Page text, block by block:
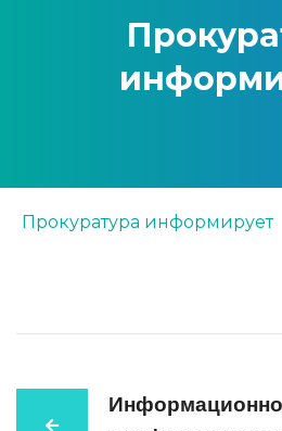
Прокуратура информирует